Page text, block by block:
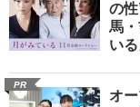
の
馬
いる
PR
オ